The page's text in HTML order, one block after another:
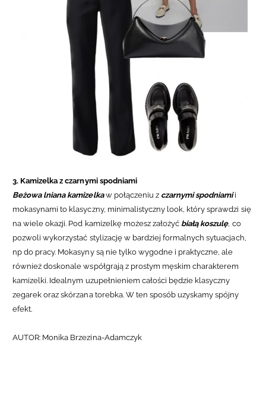
3. Kamizelka z czarnymi spodniami
Beżowa lniana kamizelkaw połączeniu z czarnymi spodniami i
mokasynami to klasyczny, minimalistyczny look, który sprawdzi się
na wiele okazji. Pod kamizelkę możesz założyć białą koszulę, co
pozwoli wykorzystać stylizację w bardziej formalnych sytuacjach,
np do pracy. Mokasyny są nie tylko wygodne i praktyczne, ale
również doskonale współgrają z prostym męskim charakterem
kamizelki. Idealnym uzupełnieniem całości będzie klasyczny
zegarek oraz skórzana torebka. W ten sposób uzyskamy spójny
efekt.
AUTOR: Monika Brzezina-Adamczyk